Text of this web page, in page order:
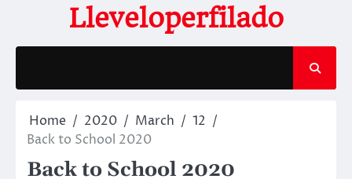
content
Lleveloperfilado
Home 2020 March
12
Back to School 2020
Back to School 2020